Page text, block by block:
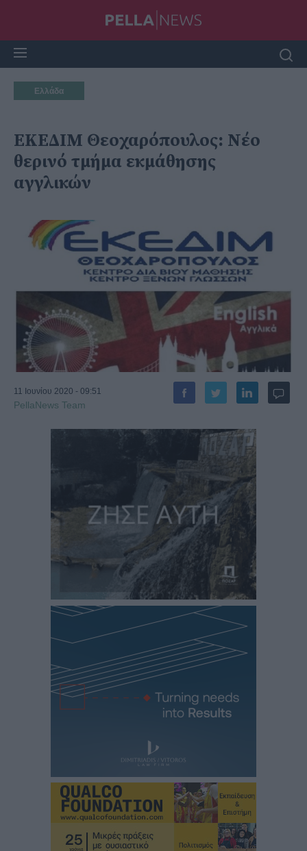
Ελλάδα
ΕΚΕΔΙΜ Θεοχαρόπουλος: Νέο
θερινό τμήμα εκμάθησης
αγγλικών
11 Ιουνίου 2020 - 09:51
PellaNews Team